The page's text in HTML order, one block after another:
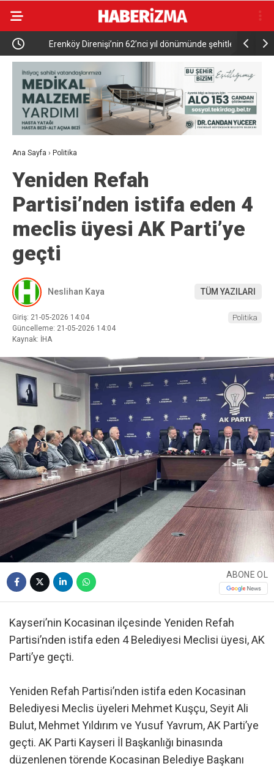
Erenköy Direnişi’nin 62’nci yıl dönümünde şehitler
törenle anıldı
Ana Sayfa › Politika
Yeniden Refah
Partisi’nden istifa eden 4
meclis üyesi AK Parti’ye
geçti
Neslihan Kaya TÜM YAZILARI
Giriş: 21-05-2026 14:04
Güncelleme: 21-05-2026 14:04
Kaynak: İHA
Politika
ABONE OL
Kayseri’nin Kocasinan ilçesinde Yeniden Refah
Partisi’nden istifa eden 4 Belediyesi Meclisi üyesi, AK
Parti’ye geçti.
Yeniden Refah Partisi’nden istifa eden Kocasinan
Belediyesi Meclis üyeleri Mehmet Kuşçu, Seyit Ali
Bulut, Mehmet Yıldırım ve Yusuf Yavrum, AK Parti’ye
geçti. AK Parti Kayseri İl Başkanlığı binasında
düzenlenen törende Kocasinan Belediye Başkanı